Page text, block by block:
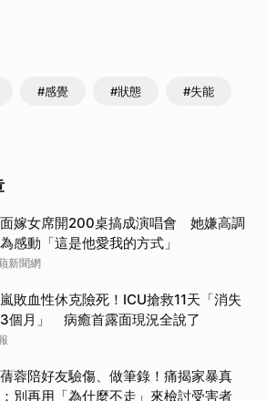
#感覺 #狀態 #失能
嫁女席開200桌搞成演唱會 她嫌高調
感動「這是他愛我的方式」
新聞網
敗血性休克險死！ICU搶救11天「消失
個月」 病癒首露面現況全說了
蓉陪好友驗傷、做筆錄！痛揭家暴真
別再用「為什麼不走」來檢討受害者